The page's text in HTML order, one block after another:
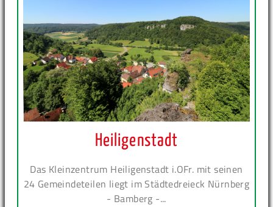
Heiligenstadt
Das Kleinzentrum Heiligenstadt i.OFr. mit seinen
24 Gemeindeteilen liegt im Städtedreieck Nürnberg
- Bamberg -...